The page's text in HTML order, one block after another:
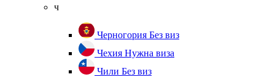
ч
Черногория Без виз
Чехия Нужна виза
Чили Без виз